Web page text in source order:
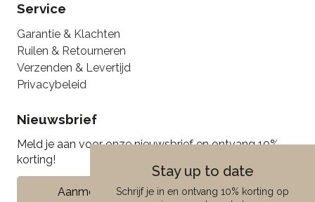
Stay up to date
Schrijf je in en ontvang 10% korting op
Service
Garantie & Klachten
Ruilen & Retourneren
Verzenden & Levertijd
Privacybeleid
Nieuwsbrief
Meld je aan voor onze nieuwsbrief en ontvang 10%
korting!
Aanmelden